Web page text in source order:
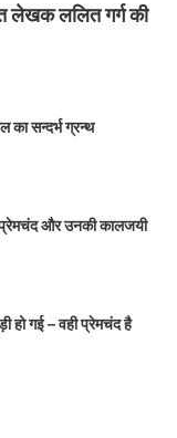
लेखक ललित गर्ग की
का सन्दर्भ ग्रन्थ
प्रेमचंद और उनकी कालजयी
गई – वही प्रेमचंद है